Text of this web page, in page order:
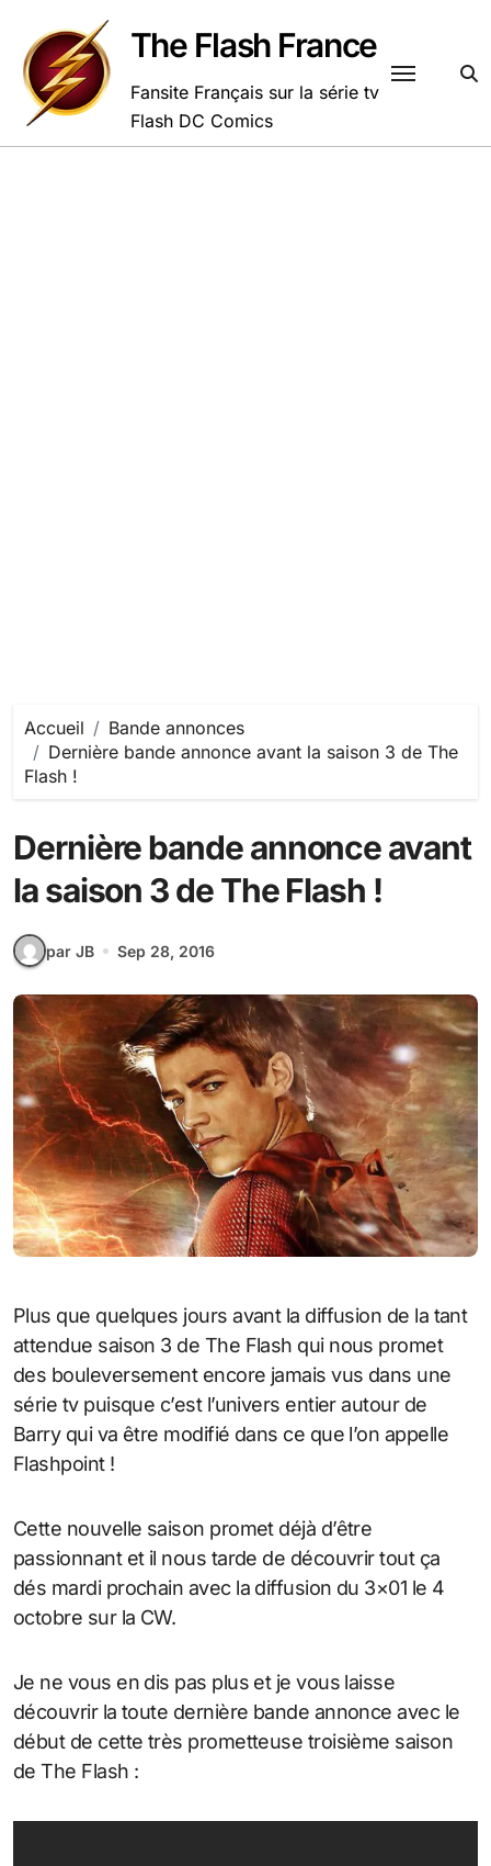
contenu
The Flash France
Fansite Français sur la série tv
Flash DC Comics
Accueil
Bande annonces
Dernière bande annonce avant la saison 3 de The
Flash !
Dernière bande annonce avant
la saison 3 de The Flash !
par JB Sep 28, 2016
Plus que quelques jours avant la diffusion de la tant
attendue saison 3 de The Flash qui nous promet
des bouleversement encore jamais vus dans une
série tv puisque c’est l’univers entier autour de
Barry qui va être modifié dans ce que l’on appelle
Flashpoint !
Cette nouvelle saison promet déjà d’être
passionnant et il nous tarde de découvrir tout ça
dés mardi prochain avec la diffusion du 3×01 le 4
octobre sur la CW.
Je ne vous en dis pas plus et je vous laisse
découvrir la toute dernière bande annonce avec le
début de cette très prometteuse troisième saison
de The Flash :